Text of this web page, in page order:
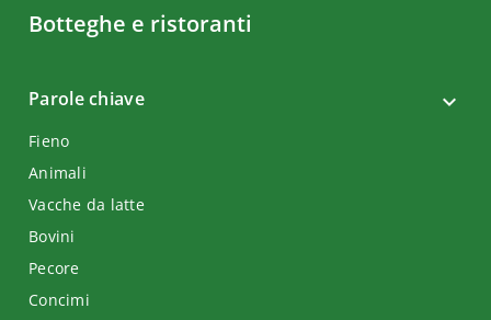
Botteghe e ristoranti
Parole chiave
Fieno
Animali
Vacche da latte
Bovini
Pecore
Concimi